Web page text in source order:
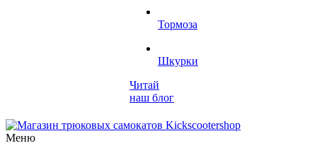
Тормоза
Шкурки
Читай
наш блог
Меню